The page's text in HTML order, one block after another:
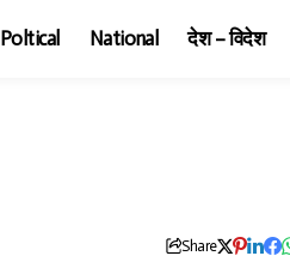
Poltical National देश – विदेश
Share